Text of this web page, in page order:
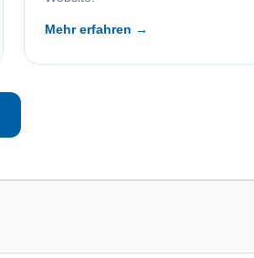
Mehr erfahren →